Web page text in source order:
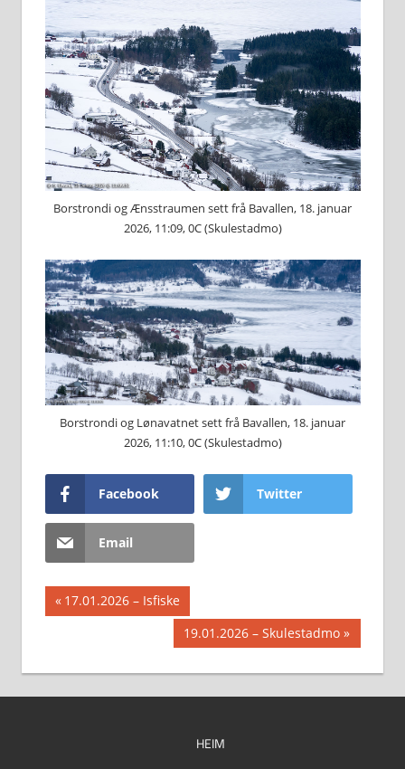
Borstrondi og Ænsstraumen sett frå Bavallen, 18. januar
2026, 11:09, 0C (Skulestadmo)
Borstrondi og Lønavatnet sett frå Bavallen, 18. januar
2026, 11:10, 0C (Skulestadmo)
Facebook Twitter
Email
Innleggsnavigasjon
Previous
Post:
17.01.2026 – Isfiske
Next
Post:
19.01.2026 – Skulestadmo
HEIM